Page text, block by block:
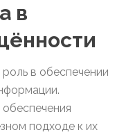
в
в обеспечении
подходе к их